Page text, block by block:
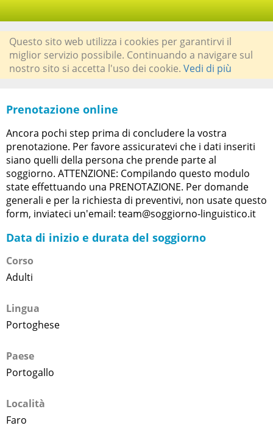
Questo sito web utilizza i cookies per garantirvi il
miglior servizio possibile. Continuando a navigare sul
nostro sito si accetta l'uso dei cookie. Vedi di più
Prenotazione online
Ancora pochi step prima di concludere la vostra
prenotazione. Per favore assicuratevi che i dati inseriti
siano quelli della persona che prende parte al
soggiorno. ATTENZIONE: Compilando questo modulo
state effettuando una PRENOTAZIONE. Per domande
generali e per la richiesta di preventivi, non usate questo
form, inviateci un'email: team@soggiorno-linguistico.it
Data di inizio e durata del soggiorno
Corso
Adulti
Lingua
Portoghese
Paese
Portogallo
Località
Faro